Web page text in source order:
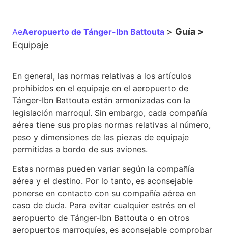
AeAeropuerto de Tánger-Ibn Battouta > Guía >
Equipaje
En general, las normas relativas a los artículos
prohibidos en el equipaje en el aeropuerto de
Tánger-Ibn Battouta están armonizadas con la
legislación marroquí. Sin embargo, cada compañía
aérea tiene sus propias normas relativas al número,
peso y dimensiones de las piezas de equipaje
permitidas a bordo de sus aviones.
Estas normas pueden variar según la compañía
aérea y el destino. Por lo tanto, es aconsejable
ponerse en contacto con su compañía aérea en
caso de duda. Para evitar cualquier estrés en el
aeropuerto de Tánger-Ibn Battouta o en otros
aeropuertos marroquíes, es aconsejable comprobar